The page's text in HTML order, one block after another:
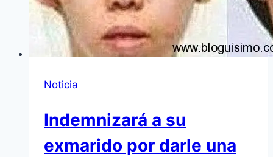
Noticia
Indemnizará a su
exmarido por darle una